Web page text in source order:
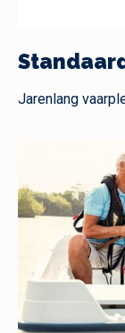
Jarenlang